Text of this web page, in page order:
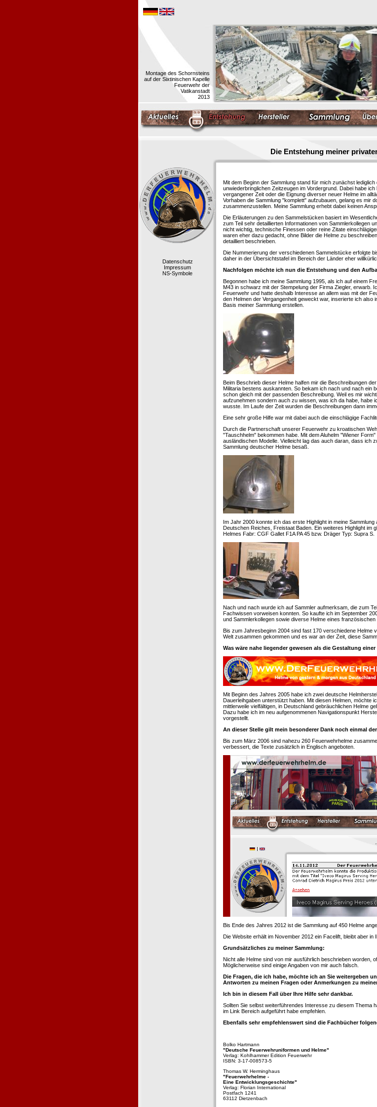
Montage des Schornsteins
auf der Sixtinischen Kapelle
Feuerwehr der
Vatikanstadt
2013
Die Entstehung meiner
Datenschutz
Impressum
NS-Symbole
Mit dem Beginn der Sammlung stand für mich zunächst
unwiederbringlichen Zeitzeugen im Vordergrund. Dabei habe
vergangener Zeit oder die Eignung diverser neuer Helme im
Vorhaben die Sammlung "komplett" aufzubauen, gelang es mir
zusammenzustellen. Meine Sammlung erhebt dabei keinen
Die Erläuterungen zu den Sammelstücken basiert im
zum Teil sehr detaillierten Informationen von Sammlerkollegen
nicht wichtig, technische Finessen oder reine Zitate
waren eher dazu gedacht, ohne Bilder die Helme zu
detailliert beschrieben.
Die Nummerierung der verschiedenen Sammelstücke erfolgte
daher in der Übersichtstafel im Bereich der Länder eher
Nachfolgen möchte ich nun die Entstehung und den
Begonnen habe ich meine Sammlung 1995, als ich auf einem
M43 in schwarz mit der Stempelung der Firma Ziegler, erwarb.
Feuerwehr und hatte deshalb Interesse an allem was mit der
den Helmen der Vergangenheit geweckt war, inserierte ich also
Basis meiner Sammlung erstellen.
Beim Beschrieb dieser Helme halfen mir die Beschreibungen
Militaria bestens auskannten. So bekam ich nach und nach ein
schon gleich mit der passenden Beschreibung. Weil es mir
aufzunehmen sondern auch zu wissen, was ich da habe, habe
wusste. Im Laufe der Zeit wurden die Beschreibungen dann
Eine sehr große Hilfe war mit dabei auch die einschlägige
Durch die Partnerschaft unserer Feuerwehr zu kroatischen
"Tauschhelm" bekommen habe. Mit dem Aluhelm "Wiener
ausländischen Modelle. Vielleicht lag das auch daran, dass ich
Sammlung deutscher Helme besaß.
Im Jahr 2000 konnte ich das erste Highlight in meine
Deutschen Reiches, Freistaat Baden. Ein weiteres Highlight im
Helmes Fabr: CGF Gallet F1A PA 45 bzw. Dräger Typ: Supra S.
Nach und nach wurde ich auf Sammler aufmerksam, die zum
Fachwissen vorweisen konnten. So kaufte ich im September
und Sammlerkollegen sowie diverse Helme eines französischen
Bis zum Jahresbeginn 2004 sind fast 170 verschiedene Helme
Welt zusammen gekommen und es war an der Zeit, diese
Was wäre nahe liegender gewesen als die Gestaltung
Mit Beginn des Jahres 2005 habe ich zwei deutsche
Dauerleihgaben unterstützt haben. Mit diesen Helmen, möchte
mittlerweile vielfältigen, in Deutschland gebräuchlichen Helme
Dazu habe ich im neu aufgenommenen Navigationspunkt
vorgestellt.
An dieser Stelle gilt mein besonderer Dank noch einmal
Bis zum März 2006 sind nahezu 260 Feuerwehrhelme
verbessert, die Texte zusätzlich in Englisch angeboten.
Bis Ende des Jahres 2012 ist die Sammlung auf 450 Helme
Die Website erhält im November 2012 ein Facelift, bleibt aber in
Grundsätzliches zu meiner Sammlung:
Nicht alle Helme sind von mir ausführlich beschrieben worden,
Möglicherweise sind einige Angaben von mir auch falsch.
Die Fragen, die ich habe, möchte ich an Sie weitergeben
Antworten zu meinen Fragen oder Anmerkungen zu
Ich bin in diesem Fall über Ihre Hilfe sehr dankbar.
Sollten Sie selbst weiterführendes Interesse zu diesem Thema
im Link Bereich aufgeführt habe empfehlen.
Ebenfalls sehr empfehlenswert sind die Fachbücher
Bolko Hartmann
"Deutsche Feuerwehruniformen und Helme"
Verlag: Kohlhammer Edition Feuerwehr
ISBN: 3-17-008573-5
Thomas W. Herminghaus
"Feuerwehrhelme -
Eine Entwicklungsgeschichte"
Verlag: Florian International
Postfach 1241
63112 Dietzenbach